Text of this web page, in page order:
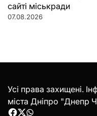
сайті міськради
07.08.2026
Усі права захищені.
міста Дніпро "Днепр